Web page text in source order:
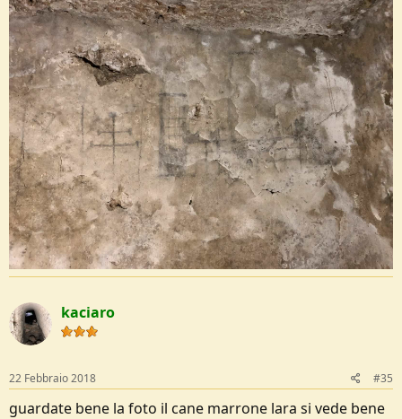
kaciaro
22 Febbraio 2018 #35
guardate bene la foto il cane marrone lara si vede bene